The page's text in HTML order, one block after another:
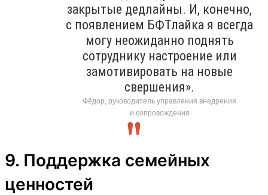
закрытые дедлайны. И, конечно,
с появлением БФТлайка я всегда
могу неожиданно поднять
сотруднику настроение или
замотивировать на новые
свершения».
Фёдор, руководитель управления внедрения
и сопровождения
9. Поддержка семейных
ценностей